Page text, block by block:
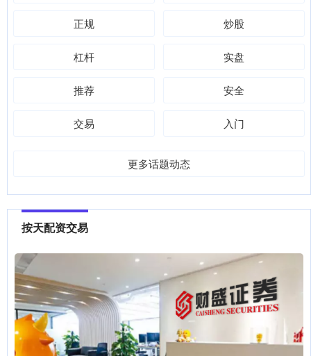
正规 炒股
杠杆 实盘
推荐 安全
交易 入门
更多话题动态
按天配资交易